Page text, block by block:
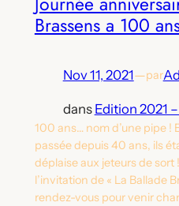
Brassens a 100
Nov 11, 2021—par
dans Edition 2021
100 ans… nom d’une pipe !
passée depuis 40 ans, ils
déplaise aux jeteurs de
l’invitation de « La Ballade
rendez-vous pour venir